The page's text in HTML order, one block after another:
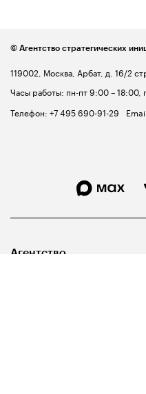
119002, Москва, Арбат, д. 16/2
Часы работы: пн-пт 9:00 – 18:00,
Телефон: +7 495 690-91-29
© Агентство стратегических
Агентство